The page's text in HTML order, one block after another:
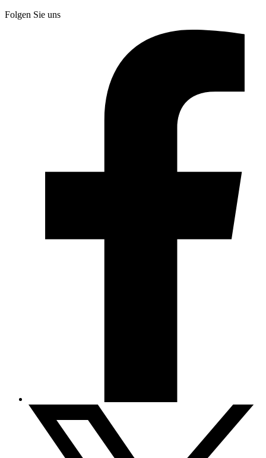
Folgen Sie uns